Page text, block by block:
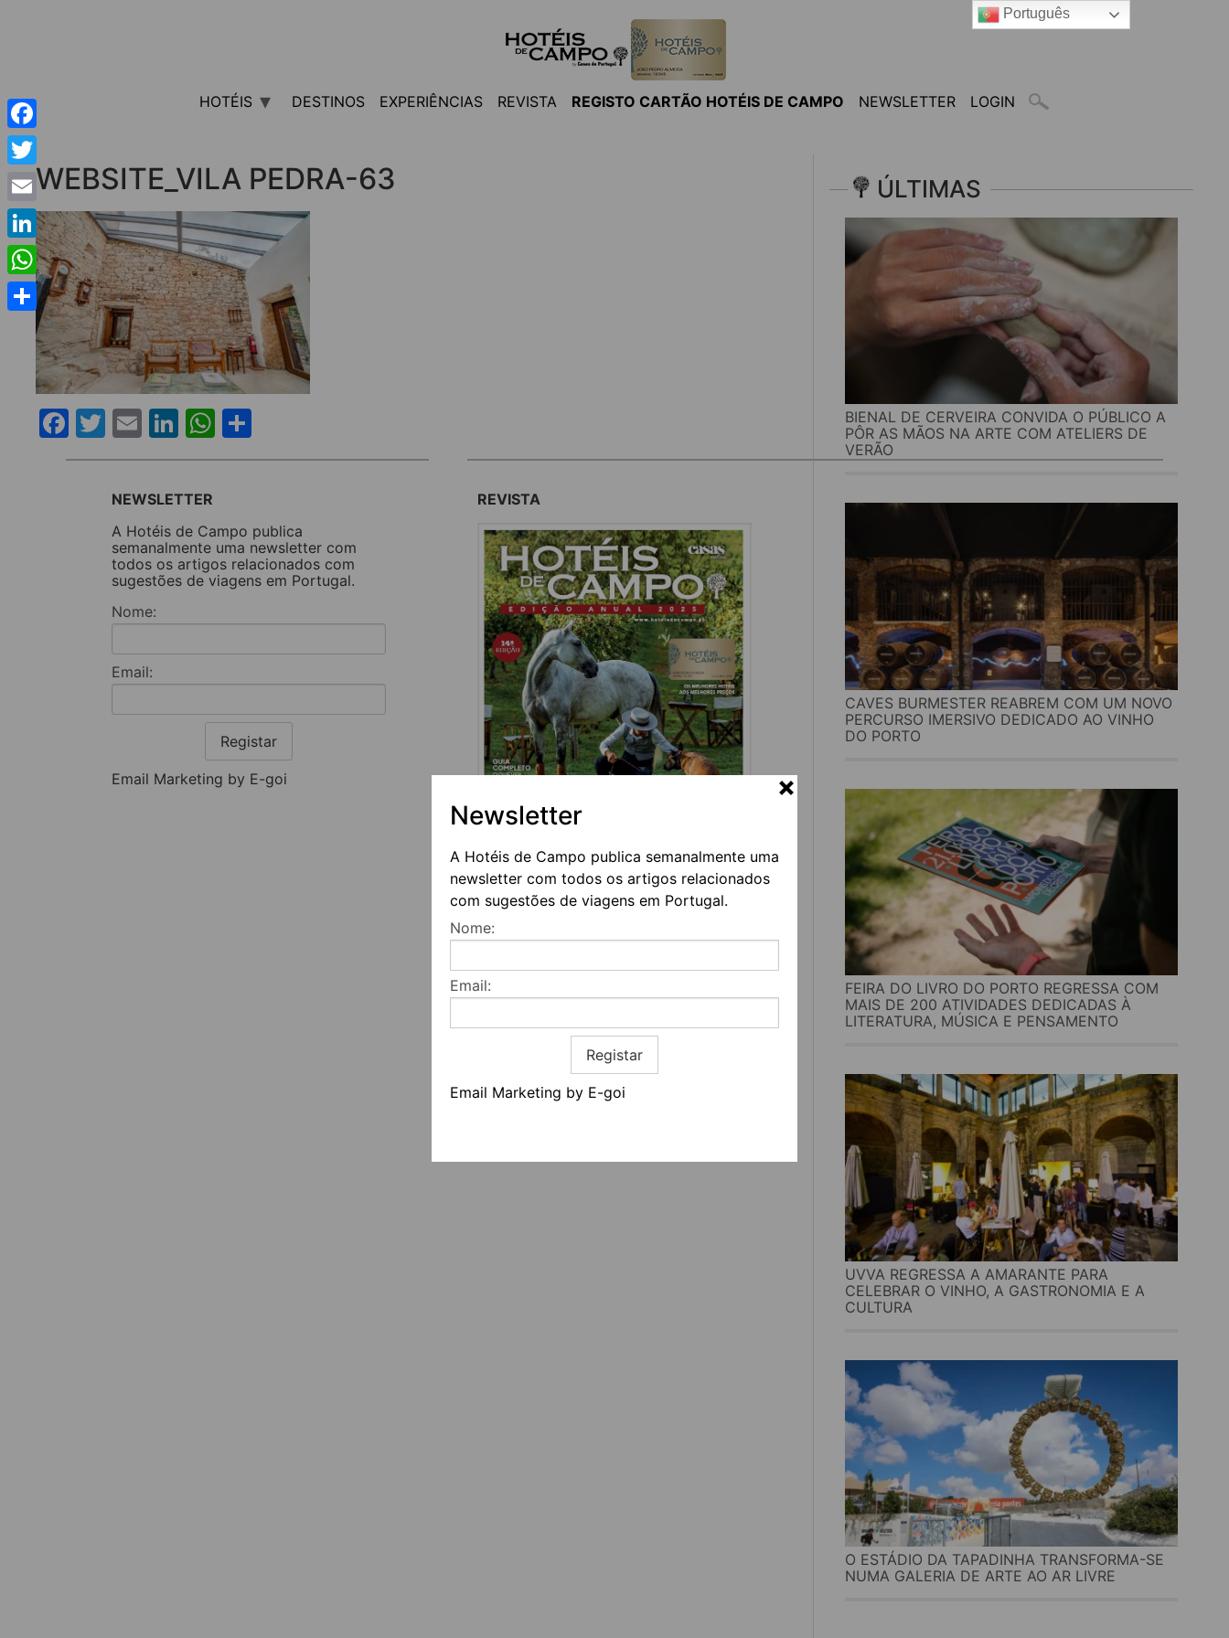
Newsletter
A Hotéis de Campo publica semanalmente uma
newsletter com todos os artigos relacionados
com sugestões de viagens em Portugal.
Nome:
Email:
Registar
Email Marketing by E-goi
HOTÉIS DESTINOS EXPERIÊNCIAS REVISTA REGISTO CARTÃO HOTÉIS DE CAMPO NEWSLETTER LOGIN
WEBSITE_VILA PEDRA-63
Facebook
Twitter
EmailLinkedIn
WhatsApp
ÚLTIMAS
BIENAL DE CERVEIRA CONVIDA O PÚBLICO A
PÔR AS MÃOS NA ARTE COM ATELIERS DE
VERÃO
CAVES BURMESTER REABREM COM UM NOVO
PERCURSO IMERSIVO DEDICADO AO VINHO
DO PORTO
FEIRA DO LIVRO DO PORTO REGRESSA COM
MAIS DE 200 ATIVIDADES DEDICADAS À
LITERATURA, MÚSICA E PENSAMENTO
UVVA REGRESSA A AMARANTE PARA
CELEBRAR O VINHO, A GASTRONOMIA E A
CULTURA
O ESTÁDIO DA TAPADINHA TRANSFORMA-SE
NUMA GALERIA DE ARTE AO AR LIVRE
NEWSLETTER
A Hotéis de Campo publica
semanalmente uma newsletter com
todos os artigos relacionados com
sugestões de viagens em Portugal.
Nome:
Email:
Registar
Email Marketing by E-goi
REVISTA
Contactos
Estatuto editorial
Informação geral
Facebook
Twitter
Email
LinkedIn
WhatsApp
Share
Português